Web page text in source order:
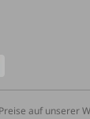
auf unserer